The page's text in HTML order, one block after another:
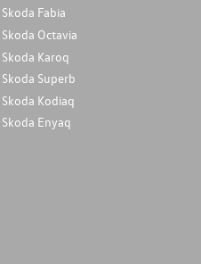
Skoda Fabia
Skoda Octavia
Skoda Karoq
Skoda Superb
Skoda Kodiaq
Skoda Enyaq